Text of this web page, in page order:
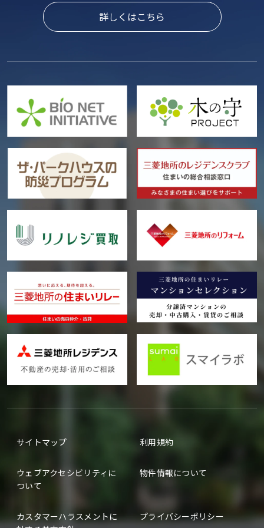
詳しくはこちら
サイトマップ 利用規約
ウェブアクセシビリティに
ついて
物件情報について
カスタマーハラスメントに
プライバシーポリシー